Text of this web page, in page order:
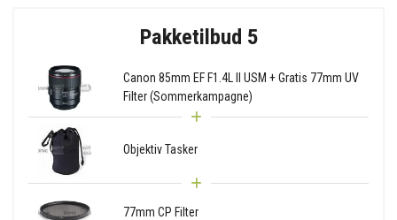
Pakketilbud 5
Canon 85mm EF F1.4L II USM + Gratis 77mm UV
Filter (Sommerkampagne)
Objektiv Tasker
77mm CP Filter